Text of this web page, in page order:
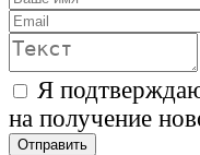
Я
на получение